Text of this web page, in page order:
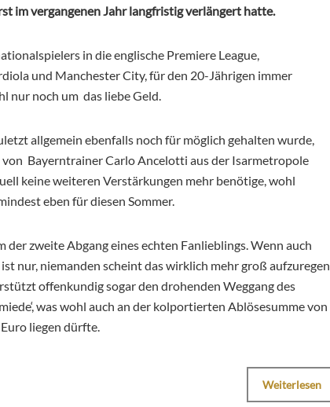
im vergangenen Jahr langfristig verlängert hatte.
in die englische Premiere League,
und Manchester City, für den 20-Jährigen immer
nur noch um das liebe Geld.
allgemein ebenfalls noch für möglich gehalten wurde,
Bayerntrainer Carlo Ancelotti aus der Isarmetropole
keine weiteren Verstärkungen mehr benötige, wohl
eben für diesen Sommer.
zweite Abgang eines echten Fanlieblings. Wenn auch
nur, niemanden scheint das wirklich mehr groß aufzuregen.
offenkundig sogar den drohenden Weggang des
was wohl auch an der kolportierten Ablösesumme von
liegen dürfte.
Weiterlesen